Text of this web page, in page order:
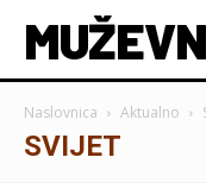
Naslovnica Aktualno
SVIJET